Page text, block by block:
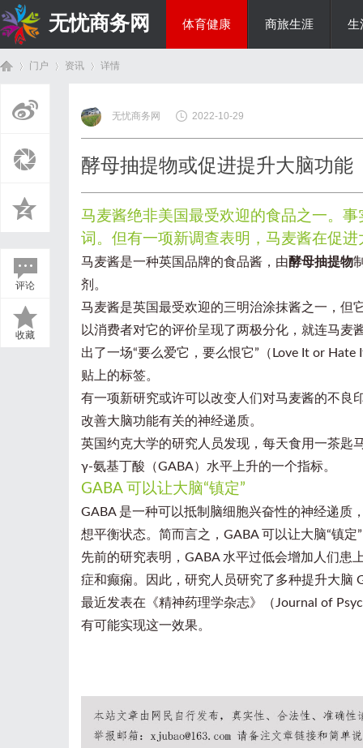
无忧商务网 体育健康 商旅生涯 生
门户 资讯
›
详情
评论
收藏
无忧商务网 2022-10-29
酵母抽提物或促进提升大脑功能
马麦酱绝非美国最受欢迎的食品之一。
词。但有一项新调查表明，马麦酱在促
马麦酱是一种英国品牌的食品酱，由酵母抽提物
剂。
马麦酱是英国最受欢迎的三明治涂抹酱之一，但
以消费者对它的评价呈现了两极分化，就连马麦
出了一场“要么爱它，要么恨它”（Love It or
贴上的标签。
有一项新研究或许可以改变人们对马麦酱的不良
改善大脑功能有关的神经递质。
英国约克大学的研究人员发现，每天食用一茶匙
γ-氨基丁酸（GABA）水平上升的一个指标。
GABA 可以让大脑“镇定”
GABA 是一种可以抵制脑细胞兴奋性的神经递质
想平衡状态。简而言之，GABA 可以让大脑“镇定
先前的研究表明，GABA 水平过低会增加人们患
症和癫痫。因此，研究人员研究了多种提升大脑
最近发表在《精神药理学杂志》（ Journal of
有可能实现这一效果。